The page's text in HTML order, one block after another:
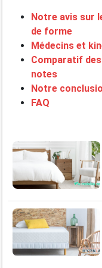
Notre avis sur
de forme
Médecins et
Comparatif
notes
Notre
FAQ